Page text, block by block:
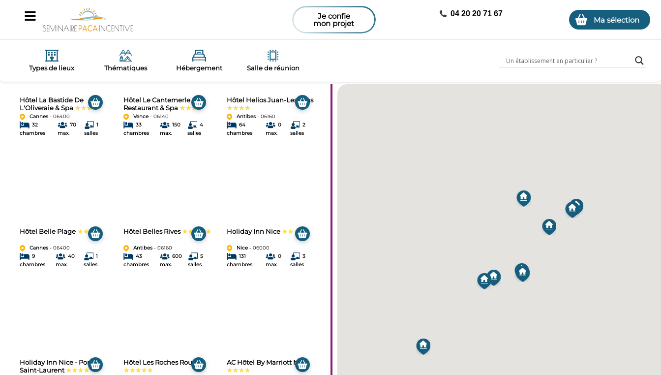
Je confie
mon projet
04 20 20 71 67
Ma sélection
Types de lieux Thématiques Hébergement Salle de réunion
Hôtel La Bastide De
L'Oliveraie & Spa★★★★
Cannes- 06400
32
chambres
70
max.
1
salles
Hôtel Le Cantemerle
Restaurant & Spa ★★★★
Vence - 06140
33
chambres
150
max.
4
salles
Hôtel Helios Juan-Les-Pins
★★★★
Antibes- 06160
64
chambres
0
max.
2
salles
Hôtel Belle Plage★★★★
Cannes- 06400
9
chambres
40
max.
1
salles
Hôtel Belles Rives★★★★★
Antibes - 06160
43
chambres
600
max.
5
salles
Holiday Inn Nice★★★★
Nice- 06000
131
chambres
0
max.
3
salles
Holiday Inn Nice - Port
Saint-Laurent★★★★
Hôtel Les Roches Rouges
★★★★★
AC Hôtel By Marriott Nice
★★★★